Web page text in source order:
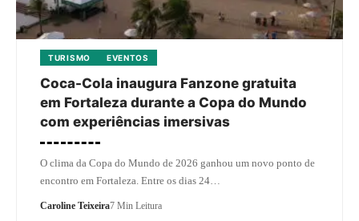
TURISMO EVENTOS
Coca-Cola inaugura Fanzone gratuita
em Fortaleza durante a Copa do Mundo
com experiências imersivas
O clima da Copa do Mundo de 2026 ganhou um novo ponto de
encontro em Fortaleza. Entre os dias 24…
Caroline Teixeira7 Min Leitura